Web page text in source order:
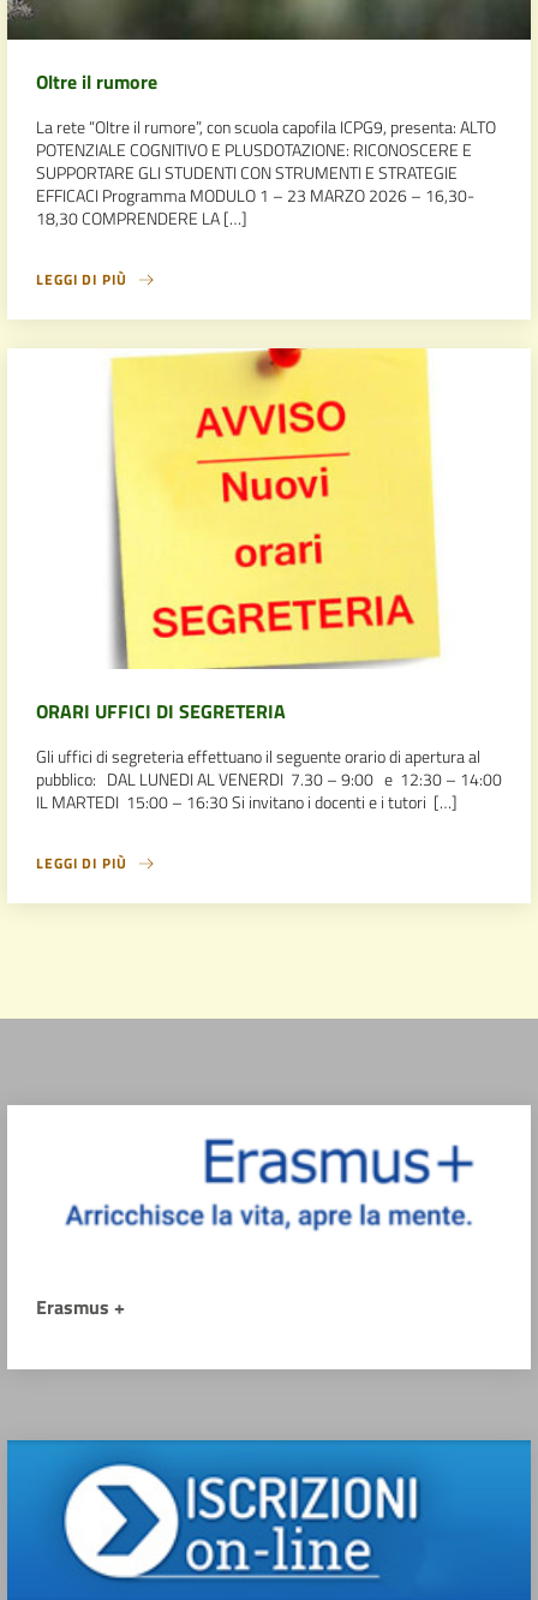
Oltre il rumore
La rete “Oltre il rumore”, con scuola capofila ICPG9, presenta: ALTO
POTENZIALE COGNITIVO E PLUSDOTAZIONE: RICONOSCERE E
SUPPORTARE GLI STUDENTI CON STRUMENTI E STRATEGIE
EFFICACI Programma MODULO 1 – 23 MARZO 2026 – 16,30-
18,30 COMPRENDERE LA […]
LEGGI DI PIÙ
ORARI UFFICI DI SEGRETERIA
Gli uffici di segreteria effettuano il seguente orario di apertura al
pubblico: DAL LUNEDI AL VENERDI 7.30 – 9:00 e 12:30 – 14:00
IL MARTEDI 15:00 – 16:30 Si invitano i docenti e i tutori […]
LEGGI DI PIÙ
Erasmus +